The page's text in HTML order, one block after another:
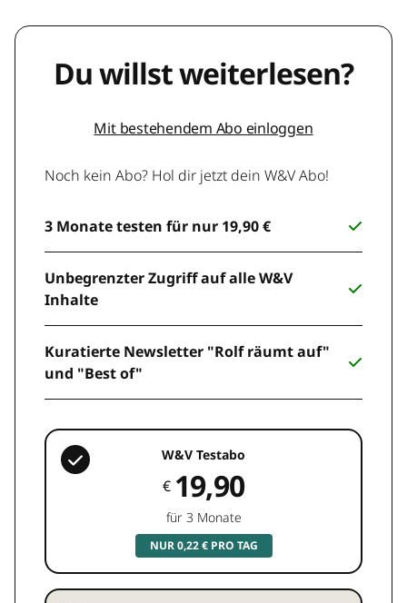
Du willst weiterlesen?
Mit bestehendem Abo einloggen
Noch kein Abo? Hol dir jetzt dein W&V Abo!
3 Monate testen für nur 19,90 €
Unbegrenzter Zugriff auf alle W&V
Inhalte
Kuratierte Newsletter "Rolf räumt auf"
und "Best of"
W&V Testabo
€ 19,90
für 3 Monate
NUR 0,22 € PRO TAG